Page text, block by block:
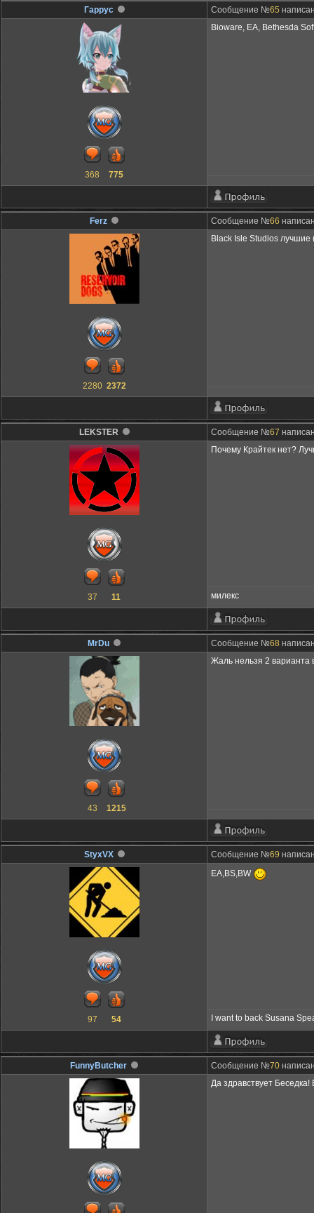
Гаррус Сообщение №65
368 775
Bioware, EA, Bethesda
Ferz Сообщение №66
2280 2372
Black Isle Studios
LEKSTER Сообщение №67
37 11
Почему Крайтек нет?
милекс
MrDu Сообщение №68
43 1215
Жаль нельзя 2 варианта
StyxVX Сообщение №69
97 54
EA,BS,BW
I want to back Susana
FunnyButcher Сообщение №70
Дa здрaвствуeт